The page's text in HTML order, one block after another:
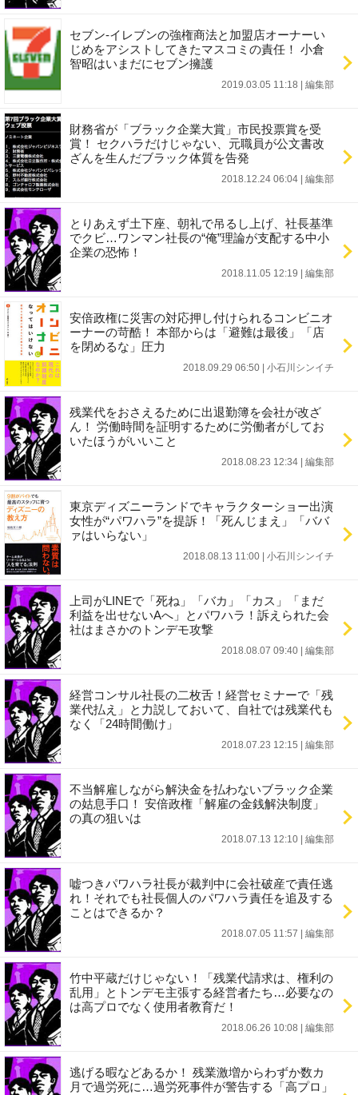
セブン-イレブンの強権商法と加盟店オーナーい
じめをアシストしてきたマスコミの責任！ 小倉
智昭はいまだにセブン擁護
2019.03.05 11:18 編集部
財務省が「ブラック企業大賞」市民投票賞を受
賞！ セクハラだけじゃない、元職員が公文書改
ざんを生んだブラック体質を告発
2018.12.24 06:04 編集部
とりあえず土下座、朝礼で吊るし上げ、社長基準
でクビ…ワンマン社長の“俺”理論が支配する中小
企業の恐怖！
2018.11.05 12:19 編集部
安倍政権に災害の対応押し付けられるコンビニオ
ーナーの苛酷！ 本部からは「避難は最後」「店
を閉めるな」圧力
2018.09.29 06:50 小石川シンイチ
残業代をおさえるために出退勤簿を会社が改ざ
ん！ 労働時間を証明するために労働者がしてお
いたほうがいいこと
2018.08.23 12:34 編集部
東京ディズニーランドでキャラクターショー出演
女性が“パワハラ”を提訴！「死んじまえ」「ババ
ァはいらない」
2018.08.13 11:00 小石川シンイチ
上司がLINEで「死ね」「バカ」「カス」「まだ
利益を出せないAへ」とパワハラ！訴えられた会
社はまさかのトンデモ攻撃
2018.08.07 09:40 編集部
経営コンサル社長の二枚舌！経営セミナーで「残
業代払え」と力説しておいて、自社では残業代も
なく「24時間働け」
2018.07.23 12:15 編集部
不当解雇しながら解決金を払わないブラック企業
の姑息手口！ 安倍政権「解雇の金銭解決制度」
の真の狙いは
2018.07.13 12:10 編集部
嘘つきパワハラ社長が裁判中に会社破産で責任逃
れ！それでも社長個人のパワハラ責任を追及する
ことはできるか？
2018.07.05 11:57 編集部
竹中平蔵だけじゃない！「残業代請求は、権利の
乱用」とトンデモ主張する経営者たち…必要なの
は高プロでなく使用者教育だ！
2018.06.26 10:08 編集部
逃げる暇などあるか！ 残業激増からわずか数カ
月で過労死に…過労死事件が警告する「高プロ」